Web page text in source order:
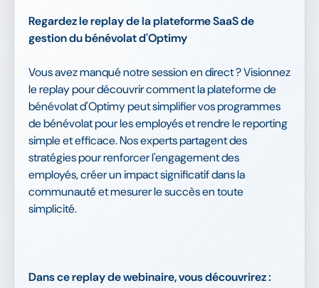
Regardez le replay de la plateforme SaaS de
gestion du bénévolat d'Optimy
Vous avez manqué notre session en direct ? Visionnez
le replay pour découvrir comment la plateforme de
bénévolat d'Optimy peut simplifier vos programmes
de bénévolat pour les employés et rendre le reporting
simple et efficace. Nos experts partagent des
stratégies pour renforcer l'engagement des
employés, créer un impact significatif dans la
communauté et mesurer le succès en toute
simplicité.
Dans ce replay de webinaire, vous découvrirez :